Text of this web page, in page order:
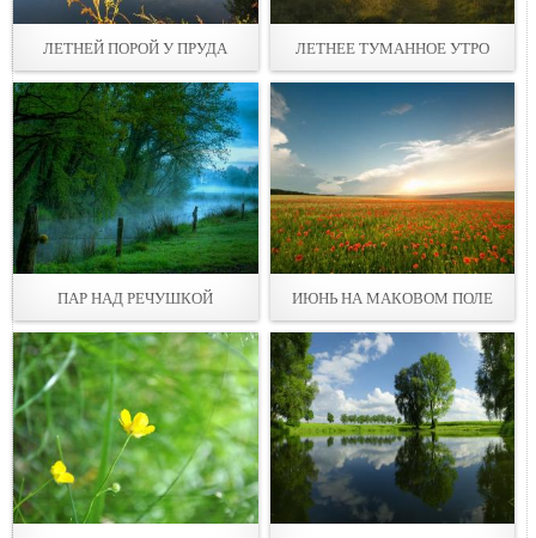
ЛЕТНЕЙ ПОРОЙ У ПРУДА ЛЕТНЕЕ ТУМАННОЕ УТРО
ПАР НАД РЕЧУШКОЙ ИЮНЬ НА МАКОВОМ ПОЛЕ